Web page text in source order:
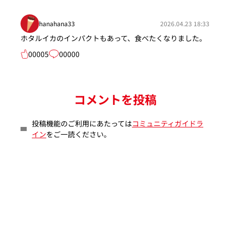
hanahana33 2026.04.23 18:33
ホタルイカのインパクトもあって、食べたくなりました。
00005
00000
コメントを投稿
投稿機能のご利用にあたってはコミュニティガイドラ
インをご一読ください。